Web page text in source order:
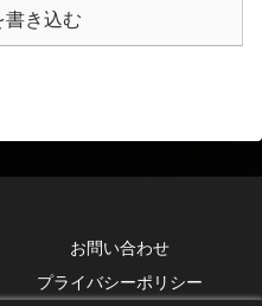
書き込む
お問い合わせ
プライバシーポリシー